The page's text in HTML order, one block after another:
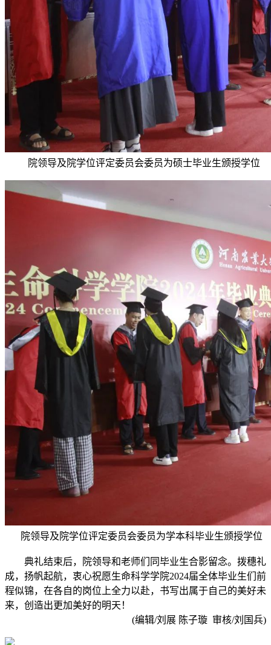
院领导及院学位评定委员会委员为硕士毕业生颁授学位
院领导及院学位评定委员会委员为学本科毕业生颁授学位
典礼结束后，院领导和老师们同毕业生合影留念。拨穗礼
成，扬帆起航，衷心祝愿生命科学学院2024届全体毕业生们前
程似锦，在各自的岗位上全力以赴，书写出属于自己的美好未
来，创造出更加美好的明天！
(编辑/刘展 陈子璇 审核/刘国兵)